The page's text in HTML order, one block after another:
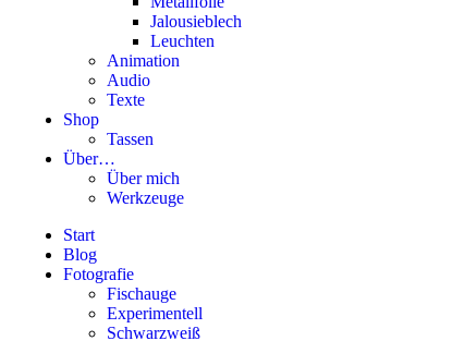
Jalousieblech
Leuchten
Animation
Audio
Texte
Shop
Tassen
Über…
Über mich
Werkzeuge
Start
Blog
Fotografie
Fischauge
Experimentell
Schwarzweiß